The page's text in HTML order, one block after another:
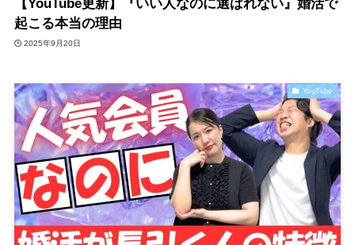
【YouTube更新】『いい人なのに選ばれない』婚活で
起こる本当の理由
2025年9月20日
YouTube